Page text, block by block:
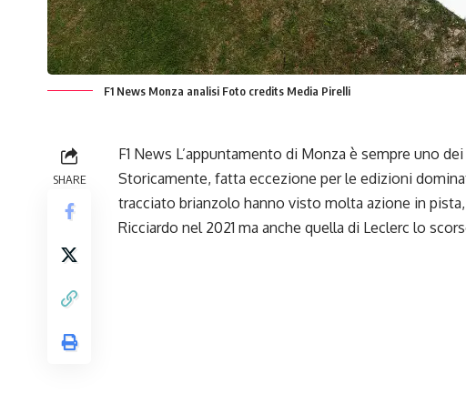
F1 News Monza analisi Foto credits Media Pirelli
SHARE
F1 News L’appuntamento di Monza è sempre uno
Storicamente, fatta eccezione per le edizioni
tracciato brianzolo hanno visto molta azione in
Ricciardo nel 2021 ma anche quella di Leclerc lo